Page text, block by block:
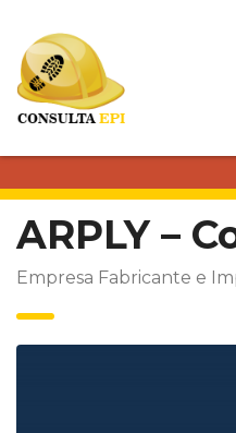
ARPLY –
Empresa Fabricante e